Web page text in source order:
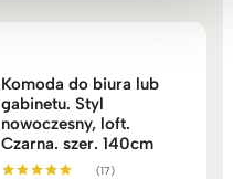
Komoda do biura lub
gabinetu. Styl
nowoczesny, loft.
Czarna. szer. 140cm
(17)